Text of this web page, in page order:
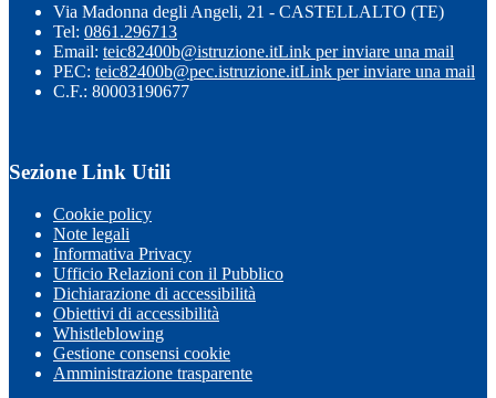
Via Madonna degli Angeli, 21 - CASTELLALTO (TE)
Tel: 0861.296713
Email: teic82400b@istruzione.itLink per inviare una mail
PEC: teic82400b@pec.istruzione.itLink per inviare una mail
C.F.: 80003190677
Sezione Link Utili
Cookie policy
Note legali
Informativa Privacy
Ufficio Relazioni con il Pubblico
Dichiarazione di accessibilità
Obiettivi di accessibilità
Whistleblowing
Gestione consensi cookie
Amministrazione trasparente